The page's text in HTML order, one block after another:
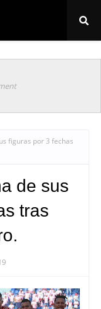
figuras por 3 fechas
de sus
tras